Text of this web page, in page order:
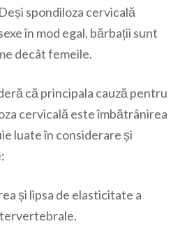
spondiloza cervicală
în mod egal, bărbații sunt
decât femeile.
că principala cauză pentru
cervicală este îmbătrânirea
luate în considerare și
și lipsa de elasticitate a